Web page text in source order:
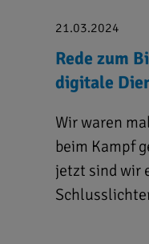
21.03.2024
Rede zum
digitale
Wir waren
beim Kampf
jetzt sind wir